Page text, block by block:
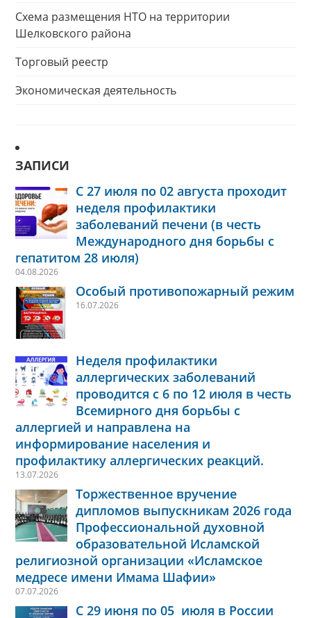
Схема размещения НТО на территории
Шелковского района
Торговый реестр
Экономическая деятельность
ЗАПИСИ
С 27 июля по 02 августа проходит
неделя профилактики
заболеваний печени (в честь
Международного дня борьбы с
гепатитом 28 июля)
04.08.2026
Особый противопожарный режим
16.07.2026
Неделя профилактики
аллергических заболеваний
проводится с 6 по 12 июля в честь
Всемирного дня борьбы с
аллергией и направлена на
информирование населения и
профилактику аллергических реакций.
13.07.2026
Торжественное вручение
дипломов выпускникам 2026 года
Профессиональной духовной
образовательной Исламской
религиозной организации «Исламское
медресе имени Имама Шафии»
07.07.2026
С 29 июня по 05 июля в России